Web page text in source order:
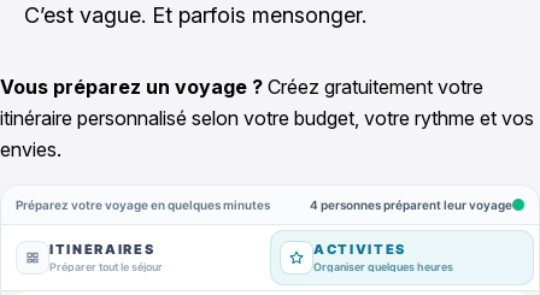
C’est vague. Et parfois mensonger.
Vous préparez un voyage ? Créez gratuitement votre
itinéraire personnalisé selon votre budget, votre rythme et vos
envies.